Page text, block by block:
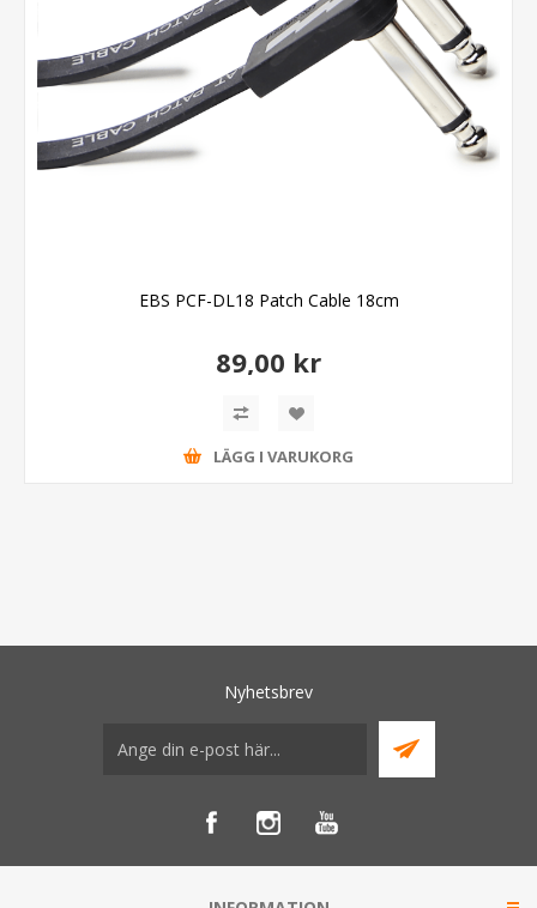
EBS PCF-DL18 Patch Cable 18cm
89,00 kr
LÄGG I VARUKORG
Nyhetsbrev